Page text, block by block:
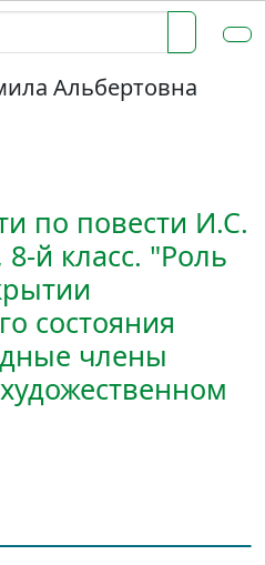
Альбертовна
по повести И.С.
8-й класс. "Роль
состояния
члены